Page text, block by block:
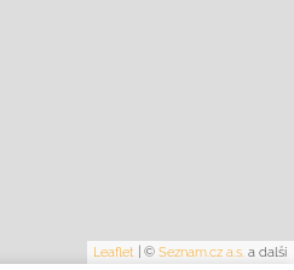
Leaflet ©Seznam.cz a.s. a další